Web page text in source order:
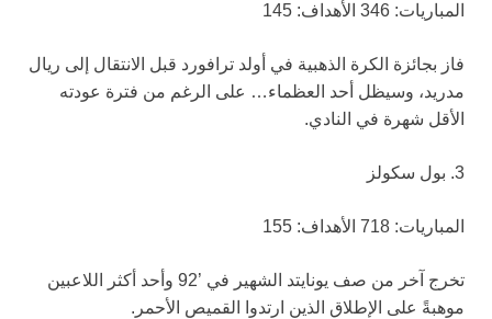
المباريات: 346 الأهداف: 145
فاز بجائزة الكرة الذهبية في أولد ترافورد قبل الانتقال إلى ريال
مدريد، وسيظل أحد العظماء… على الرغم من فترة عودته
الأقل شهرة في النادي.
3. بول سكولز
المباريات: 718 الأهداف: 155
تخرج آخر من صف يونايتد الشهير في ’92 وأحد أكثر اللاعبين
موهبةً على الإطلاق الذين ارتدوا القميص الأحمر.